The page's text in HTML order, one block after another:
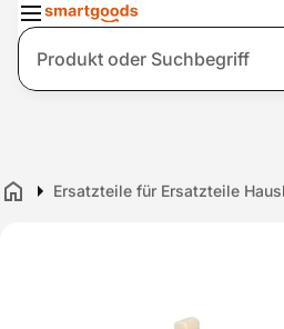
Suche
Home Ersatzteile für Ersatzteile